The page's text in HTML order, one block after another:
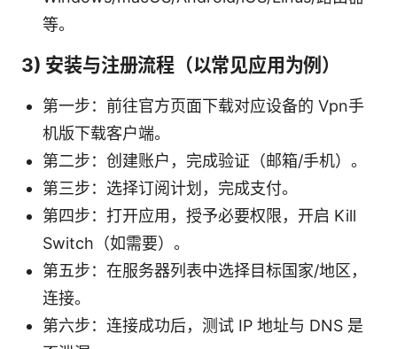
等。
3) 安装与注册流程（以常见应用为例）
第一步：前往官方页面下载对应设备的 Vpn手
机版下载客户端。
第二步：创建账户，完成验证（邮箱/手机）。
第三步：选择订阅计划，完成支付。
第四步：打开应用，授予必要权限，开启 Kill
Switch（如需要）。
第五步：在服务器列表中选择目标国家/地区，
连接。
第六步：连接成功后，测试 IP 地址与 DNS 是